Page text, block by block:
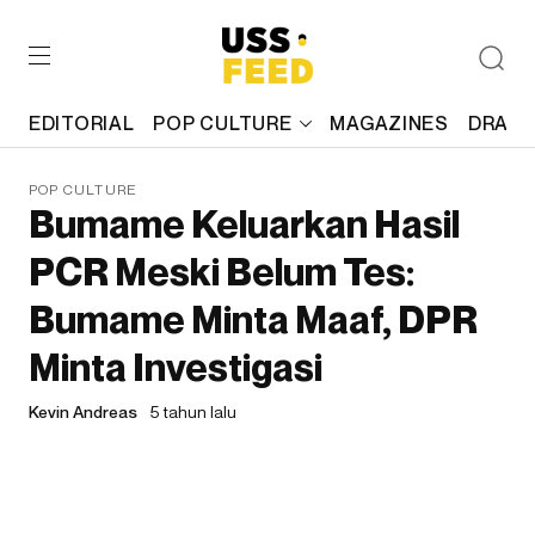
EDITORIAL POP CULTURE MAGAZINES
POP CULTURE
Bumame Keluarkan Hasil
PCR Meski Belum Tes:
Bumame Minta Maaf, DPR
Minta Investigasi
Kevin Andreas 5 tahun lalu